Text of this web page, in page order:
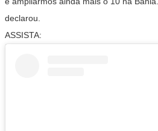
declarou.
ASSISTA: